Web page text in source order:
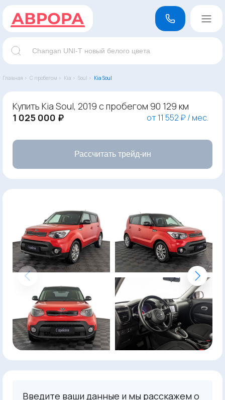
Главная › С пробегом › Kia › Soul › Kia Soul
Купить Kia Soul, 2019 с пробегом 90 129 км
1 025 000 ₽
от 11 552 ₽ / мес.
Рассчитать трейд-ин
Введите ваши данные и мы расскажем о